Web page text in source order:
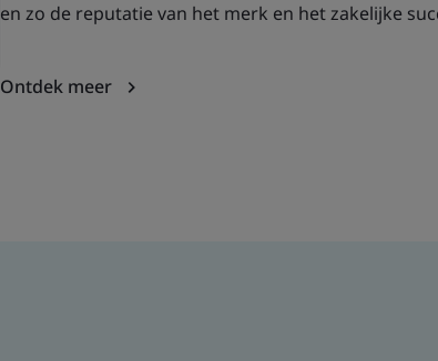
en zo de reputatie van het merk en het zakelijke
Ontdek meer